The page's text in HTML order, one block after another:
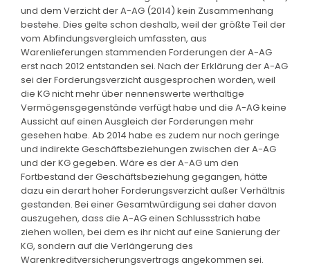
und dem Verzicht der A-AG (2014) kein Zusammenhang
bestehe. Dies gelte schon deshalb, weil der größte Teil der
vom Abfindungsvergleich umfassten, aus
Warenlieferungen stammenden Forderungen der A-AG
erst nach 2012 entstanden sei. Nach der Erklärung der A-AG
sei der Forderungsverzicht ausgesprochen worden, weil
die KG nicht mehr über nennenswerte werthaltige
Vermögensgegenstände verfügt habe und die A-AG keine
Aussicht auf einen Ausgleich der Forderungen mehr
gesehen habe. Ab 2014 habe es zudem nur noch geringe
und indirekte Geschäftsbeziehungen zwischen der A-AG
und der KG gegeben. Wäre es der A-AG um den
Fortbestand der Geschäftsbeziehung gegangen, hätte
dazu ein derart hoher Forderungsverzicht außer Verhältnis
gestanden. Bei einer Gesamtwürdigung sei daher davon
auszugehen, dass die A-AG einen Schlussstrich habe
ziehen wollen, bei dem es ihr nicht auf eine Sanierung der
KG, sondern auf die Verlängerung des
Warenkreditversicherungsvertrags angekommen sei.